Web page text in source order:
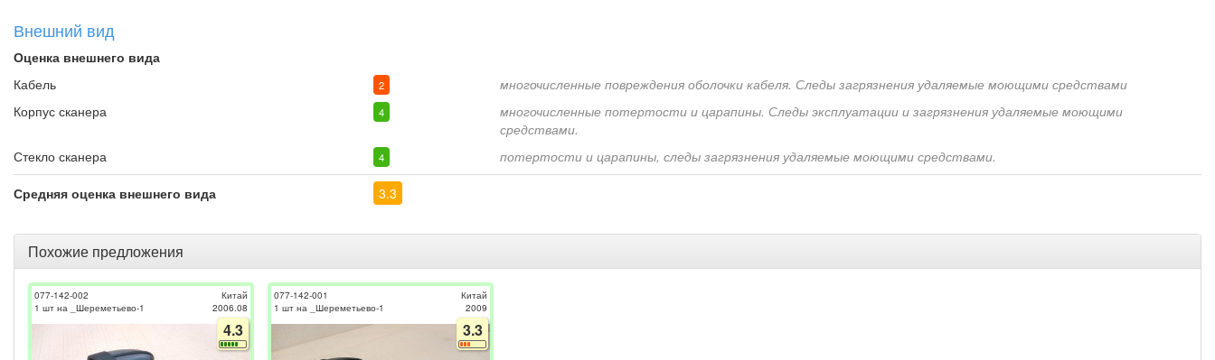
Внешний вид
Оценка внешнего вида
Кабель
2
многочисленные повреждения оболочки кабеля. Следы загрязнения удаляемые моющими средствами
Корпус сканера
4
многочисленные потертости и царапины. Следы эксплуатации и загрязнения удаляемые моющими
средствами.
Стекло сканера
4 потертости и царапины, следы загрязнения удаляемые моющими средствами.
Средняя оценка внешнего вида 3.3
Похожие предложения
077-142-002
1 шт на _Шереметьево-1
Китай
2006.08
4.3
077-142-001
1 шт на _Шереметьево-1
Китай
2009
3.3